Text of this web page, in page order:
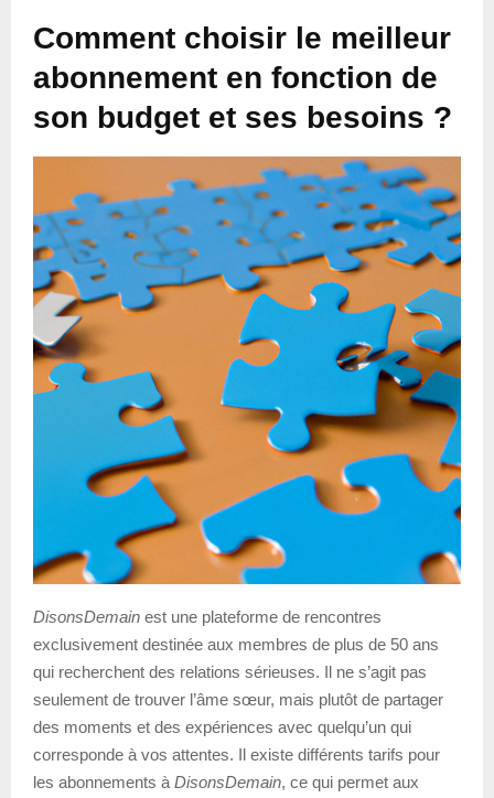
Comment choisir le meilleur
abonnement en fonction de
son budget et ses besoins ?
DisonsDemain est une plateforme de rencontres
exclusivement destinée aux membres de plus de 50 ans
qui recherchent des relations sérieuses. Il ne s’agit pas
seulement de trouver l’âme sœur, mais plutôt de partager
des moments et des expériences avec quelqu’un qui
corresponde à vos attentes. Il existe différents tarifs pour
les abonnements à DisonsDemain, ce qui permet aux